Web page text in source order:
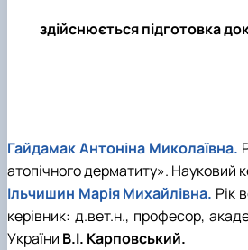
здійснюється підготовка
Гайдамак Антоніна Миколаївна.
атопічного дерматиту». Науковий
Ільчишин Марія Михайлівна. Рік
керівник: д.вет.н., професор,
України В.І. Карповський.